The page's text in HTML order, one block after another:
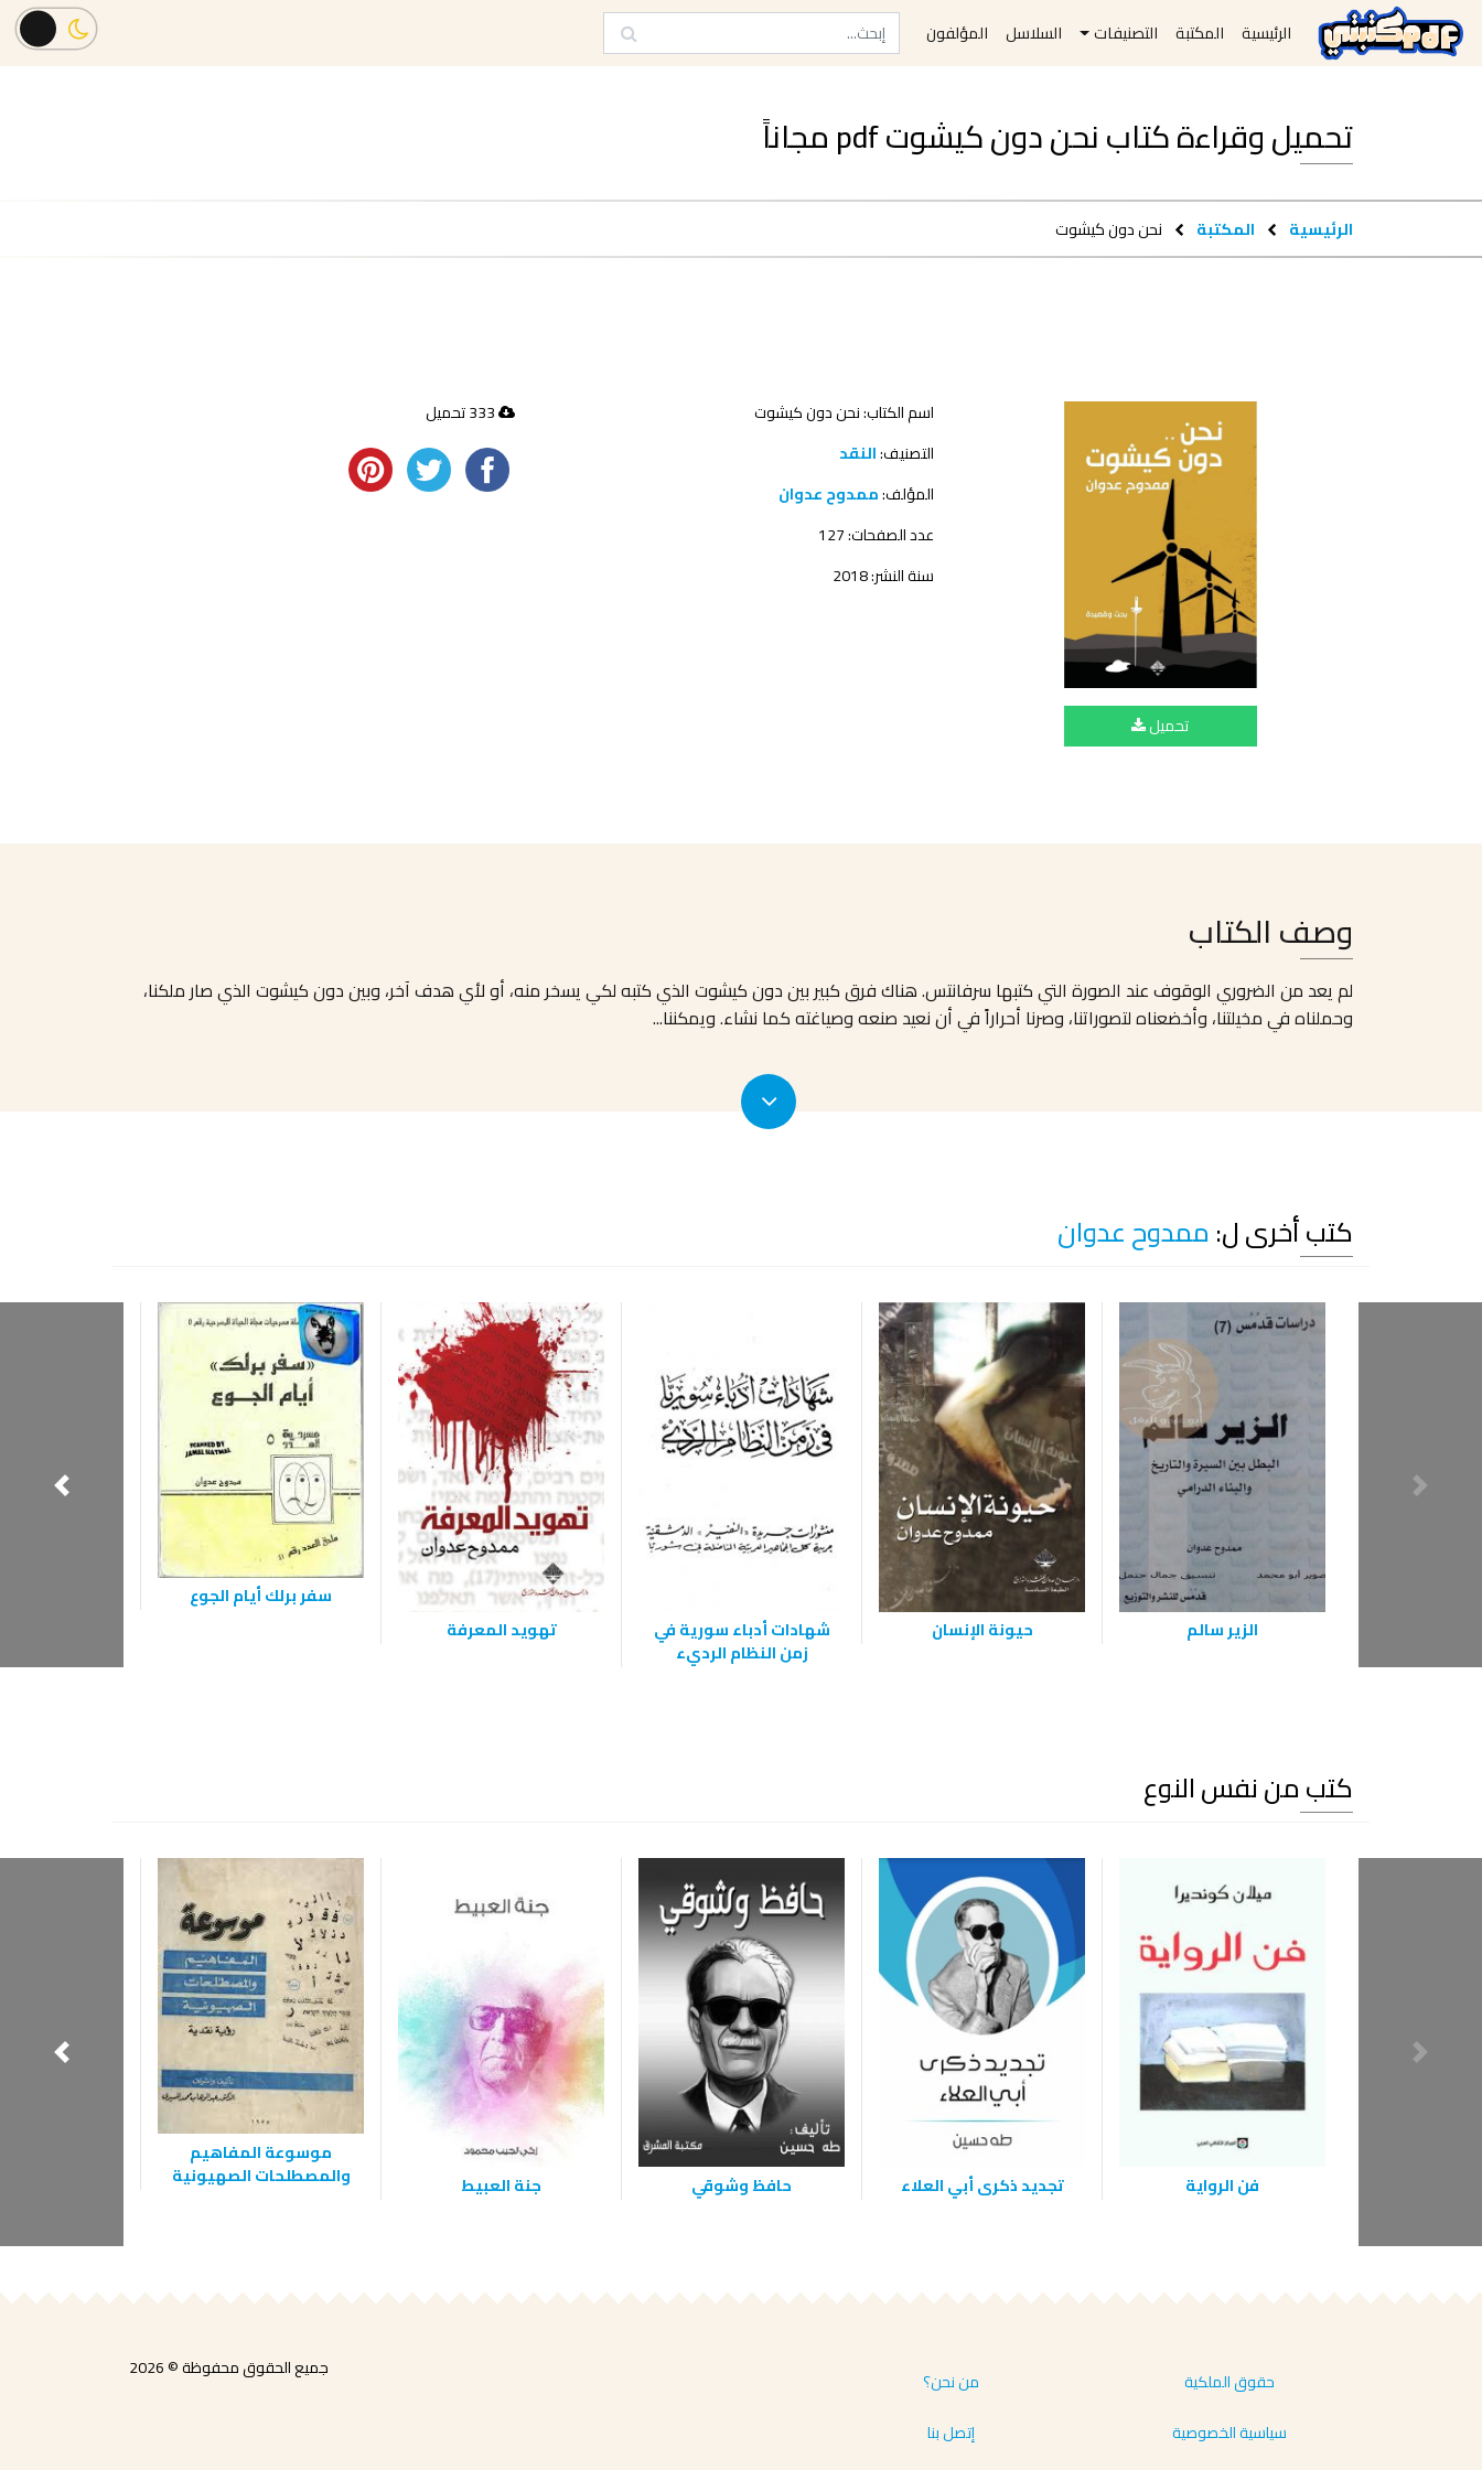
الرئيسية المكتبة التصنيفات السلاسل المؤلفون
تحميل وقراءة كتاب نحن دون كيشوت pdf مجاناً
الرئيسية المكتبة نحن دون كيشوت
تحميل
اسم الكتاب: نحن دون كيشوت
التصنيف:النقد
المؤلف:ممدوح عدوان
عدد الصفحات: 127
سنة النشر: 2018
وصف الكتاب
لم يعد من الضروري الوقوف عند الصورة التي كتبها سرفانتس. هناك فرق كبير بين دون كيشوت الذي كتبه لكي يسخر منه، أو لأي هدف آخر، وبين دون كيشوت الذي صار ملكنا،
وحملناه في مخيلتنا، وأخضعناه لتصوراتنا، وصرنا أحراراً في أن نعيد صنعه وصياغته كما نشاء. ويمكننا...
كتب أخرى ل: ممدوح عدوان
الزير سالم حيونة الإنسان شهادات أدباء سورية في
زمن النظام الرديء
تهويد المعرفة
سفر برلك أيام الجوع
كتب من نفس النوع
فن الرواية تجديد ذكرى أبي العلاء حافظ وشوقي جنة العبيط
موسوعة المفاهيم
والمصطلحات الصهيونية
حقوق الملكية
سياسية الخصوصية
من نحن؟
إتصل بنا
جميع الحقوق محفوظة © 2026